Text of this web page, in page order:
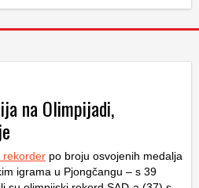
na Olimpijadi,
rekorder po broju osvojenih medalja
igrama u Pjongčangu – s 39